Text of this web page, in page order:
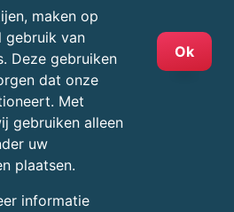
maken op
gebruik van
Deze gebruiken
dat onze
Met
gebruiken alleen
uw
plaatsen.
informatie
Ok